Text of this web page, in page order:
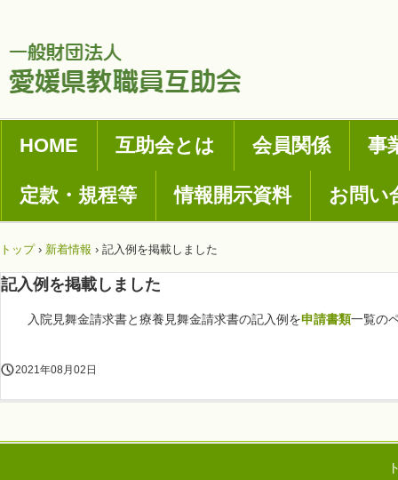
HOME 互助会とは 会員関係 事
定款・規程等 情報開示資料 お問い
トップ › 新着情報 › 記入例を掲載しました
記入例を掲載しました
入院見舞金請求書と療養見舞金請求書の記入例を申請書類一覧の
2021年08月02日